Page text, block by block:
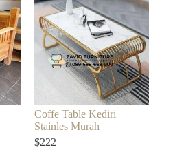
Coffe Table Kediri
Stainles Murah
$222